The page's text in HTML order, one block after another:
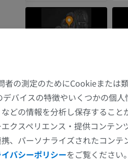
下肢
プレミア
下肢X
X線画像
無料
の測定のためにCookieまたは
バイスの特徴やいくつかの個人
どの情報を分析し保存すること
クスペリエンス・提供コンテン
、パーソナライズされたコンテ
バシーポリシーをご覧ください。